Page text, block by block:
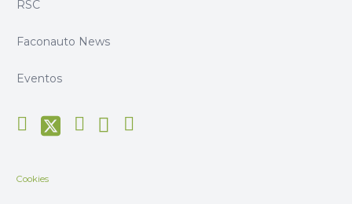
RSC
Faconauto News
Eventos
Cookies